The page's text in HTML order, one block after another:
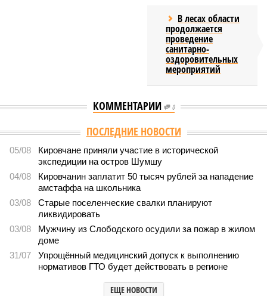
В лесах области
продолжается
проведение
санитарно-
оздоровительных
мероприятий
КОММЕНТАРИИ 0
ПОСЛЕДНИЕ НОВОСТИ
05/08
Кировчане приняли участие в исторической
экспедиции на остров Шумшу
04/08
Кировчанин заплатит 50 тысяч рублей за нападение
амстаффа на школьника
03/08
Старые поселенческие свалки планируют
ликвидировать
03/08
Мужчину из Слободского осудили за пожар в жилом
доме
31/07
Упрощённый медицинский допуск к выполнению
нормативов ГТО будет действовать в регионе
ЕЩЕ НОВОСТИ